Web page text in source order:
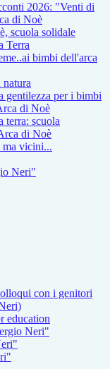
2026: "Venti di
di Noè
scuola solidale
Terra
bimbi dell'arca
natura
gentilezza per i bimbi
di Noè
terra: scuola
di Noè
vicini...
Neri"
con i genitori
education
Neri"